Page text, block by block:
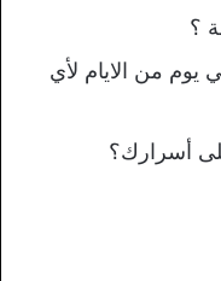
؟
من الايام لأي
أسرارك؟